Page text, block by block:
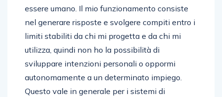
essere umano. Il mio funzionamento consiste
nel generare risposte e svolgere compiti entro i
limiti stabiliti da chi mi progetta e da chi mi
utilizza, quindi non ho la possibilità di
sviluppare intenzioni personali o oppormi
autonomamente a un determinato impiego.
Questo vale in generale per i sistemi di